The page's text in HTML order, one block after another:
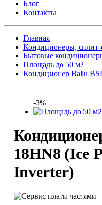
Блог
Контакты
Главная
Кондиционеры, сплит-
Бытовые
Площадь до 50 м2
Кондиционер Ballu
-3%
18HN8 (Ice
Inverter)